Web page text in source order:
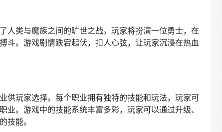
人类与魔族之间的旷世之战。玩家将扮演一位勇士，在
斗。游戏剧情跌宕起伏，扣人心弦，让玩家沉浸在热血
供玩家选择。每个职业拥有独特的技能和玩法，玩家可
业。游戏中的技能系统丰富多彩，玩家可以通过升级、
技能。